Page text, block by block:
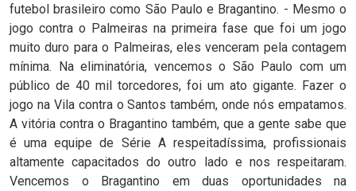
futebol brasileiro como São Paulo e Bragantino. - Mesmo o
jogo contra o Palmeiras na primeira fase que foi um jogo
muito duro para o Palmeiras, eles venceram pela contagem
mínima. Na eliminatória, vencemos o São Paulo com um
público de 40 mil torcedores, foi um ato gigante. Fazer o
jogo na Vila contra o Santos também, onde nós empatamos.
A vitória contra o Bragantino também, que a gente sabe que
é uma equipe de Série A respeitadíssima, profissionais
altamente capacitados do outro lado e nos respeitaram.
Vencemos o Bragantino em duas oportunidades na